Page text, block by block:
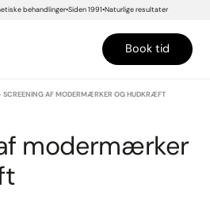
behandlinger Siden 1991 Naturlige resultater
Book tid
SCREENING AF MODERMÆRKER OG HUDKRÆFT
modermærker